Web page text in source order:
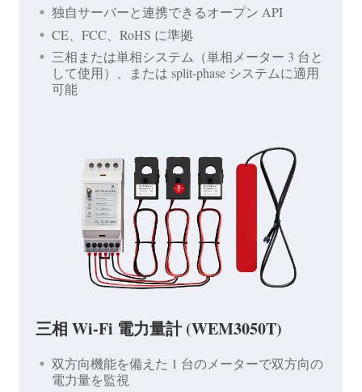
独自サーバーと連携できるオープン API
CE、FCC、RoHS に準拠
三相または単相システム（単相メーター 3 台と
して使用）、または split-phase システムに適用
可能
三相 Wi-Fi 電力量計 (WEM3050T)
双方向機能を備えた 1 台のメーターで双方向の
電力量を監視